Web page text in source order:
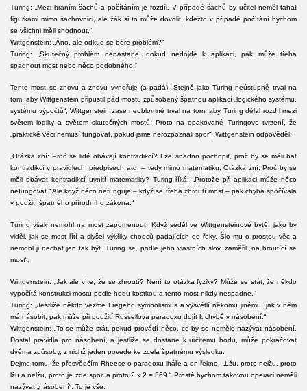
Turing: „Mezi hraním šachů a počítáním je rozdíl. V případě šachů by učitel neměl tahat
figurkami mimo šachovnici, ale žák si to může dovolit, kdežto v případě počítání bychom
se všichni měli shodnout.“
Wittgenstein: „Ano, ale odkud se bere problém?“
Turing: „Skutečný problém nenastane, dokud nedojde k aplikaci, pak může třeba
spadnout most nebo něco podobného.“
Tento most se znovu a znovu vynořuje (a padá). Stejně jako Turing neústupně trval na
tom, aby Wittgenstein připustil pád mostu způsobený špatnou aplikací „logického systému,
systému výpočtů“, Wittgenstein zase neoblomně trval na tom, aby Turing dělal rozdíl mezi
světem logiky a světem skutečných mostů. Proto na opakované Turingovo tvrzení, že
„praktické věci nemusí fungovat, pokud jsme nerozpoznali spor“, Wittgenstein odpověděl:
„Otázka zní: Proč se lidé obávají kontradikcí? Lze snadno pochopit, proč by se měli bát
kontradikcí v pravidlech, předpisech atd. – tedy mimo matematiku. Otázka zní: Proč by se
měli obávat kontradikcí uvnitř matematiky? Turing říká: „Protože při aplikaci může něco
nefungovat.“ Ale když něco nefunguje – když se třeba zhroutí most – pak chyba spočívala
v použití špatného přírodního zákona.“
Turing však nemohl na most zapomenout. Když seděl ve Wittgensteinově bytě, jako by
viděl, jak se most řítí a slyšel výkřiky chodců padajících do řeky. Šlo mu o prostou věc a
nemohl ji nechat jen tak být. Turing se, podle jeho vlastních slov, zaměřil „na hroutící se
most“.
Wittgenstein: „Jak ale víte, že se zhroutí? Není to otázka fyziky? Může se stát, že někdo
vypočítá konstrukci mostu podle hodu kostkou a tento most nikdy nespadne.“
Turing: „Jestliže někdo vezme Fregeho symbolismus a vysvětlí někomu jinému, jak v něm
má násobit, pak může při použití Russellova paradoxu dojít k chybě v násobení.“
Wittgenstein: „To se může stát, pokud provádí něco, co by se nemělo nazývat násobení.
Dostal pravidla pro násobení, a jestliže se dostane k určitému bodu, může pokračovat
dvěma způsoby, z nichž jeden povede ke zcela špatnému výsledku.
Dejme tomu, že přesvědčím Rheese o paradoxu lháře a on řekne: „Lžu, proto nelžu, proto
lžu a nelžu, proto je zde spor, a proto 2 x 2 = 369.“ Prostě bychom takovou operaci neměli
nazývat „násobení“. To je vše.